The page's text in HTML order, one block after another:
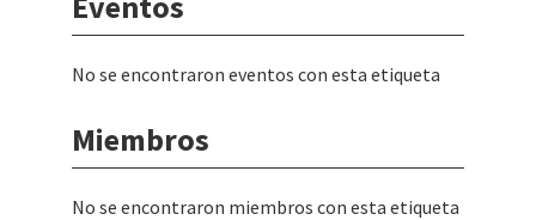
No se encontraron eventos con esta etiqueta
Miembros
No se encontraron miembros con esta etiqueta